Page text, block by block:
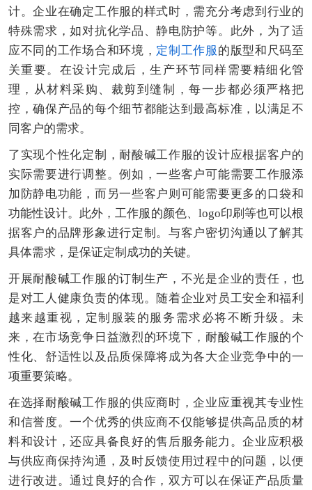
计。企业在确定工作服的样式时，需充分考虑到行业的
特殊需求，如对抗化学品、静电防护等。此外，为了适
应不同的工作场合和环境， 定制工作服 的版型和尺码至
关重要。在设计完成后，生产环节同样需要精细化管
理，从材料采购、裁剪到缝制，每一步都必须严格把
控，确保产品的每个细节都能达到最高标准，以满足不
同客户的需求。
了实现个性化定制，耐酸碱工作服的设计应根据客户的
实际需要进行调整。例如，一些客户可能需要工作服添
加防静电功能，而另一些客户则可能需要更多的口袋和
功能性设计。此外，工作服的颜色、logo印刷等也可以根
据客户的品牌形象进行定制。与客户密切沟通以了解其
具体需求，是保证定制成功的关键。
开展耐酸碱工作服的订制生产，不光是企业的责任，也
是对工人健康负责的体现。随着企业对员工安全和福利
越来越重视，定制服装的服务需求必将不断升级。未
来，在市场竞争日益激烈的环境下，耐酸碱工作服的个
性化、舒适性以及品质保障将成为各大企业竞争中的一
项重要策略。
在选择耐酸碱工作服的供应商时，企业应重视其专业性
和信誉度。一个优秀的供应商不仅能够提供高品质的材
料和设计，还应具备良好的售后服务能力。企业应积极
与供应商保持沟通，及时反馈使用过程中的问题，以便
进行改进。通过良好的合作，双方可以在保证产品质量